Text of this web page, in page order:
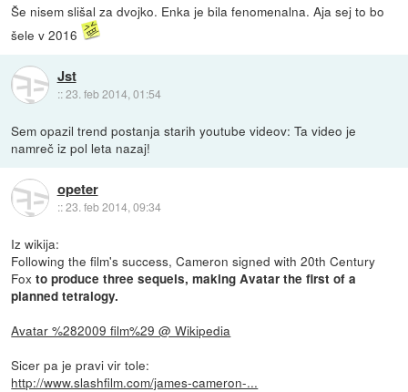
Še nisem slišal za dvojko. Enka je bila fenomenalna. Aja sej to bo
šele v 2016
Jst
::23. feb 2014, 01:54
Sem opazil trend postanja starih youtube videov: Ta video je
namreč iz pol leta nazaj!
opeter
::23. feb 2014, 09:34
Iz wikija:
Following the film's success, Cameron signed with 20th Century
Foxto produce three sequels, making Avatar the first of a
planned tetralogy.
Avatar %282009 film%29 @ Wikipedia
Sicer pa je pravi vir tole:
http://www.slashfilm.com/james-cameron-...